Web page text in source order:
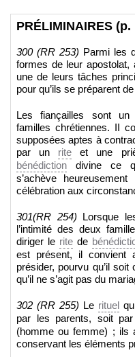
PRÉLIMINAIRES (p.
300 (RR 253) Parmi les
formes de leur apostolat,
une de leurs tâches
pour qu’ils se préparent
Les fiançailles sont un
familles chrétiennes. II
supposées aptes à
par un rite et une
bénédiction divine ce
s’achève
célébration aux
301(RR 254) Lorsque
l’intimité des deux
diriger le rite de
est présent, il convient
présider, pourvu qu’il
qu’il ne s’agit pas du
302 (RR 255) Le rituel
par les parents, soit
(homme ou femme) ; ils
conservant les éléments